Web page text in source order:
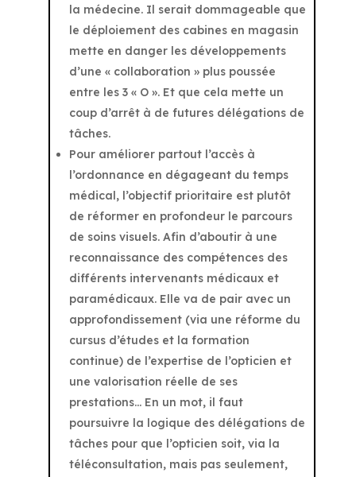
la médecine. Il serait dommageable que
le déploiement des cabines en magasin
mette en danger les développements
d’une « collaboration » plus poussée
entre les 3 « O ». Et que cela mette un
coup d’arrêt à de futures délégations de
tâches.
Pour améliorer partout l’accès à
l’ordonnance en dégageant du temps
médical, l’objectif prioritaire est plutôt
de réformer en profondeur le parcours
de soins visuels. Afin d’aboutir à une
reconnaissance des compétences des
différents intervenants médicaux et
paramédicaux. Elle va de pair avec un
approfondissement (via une réforme du
cursus d’études et la formation
continue) de l’expertise de l’opticien et
une valorisation réelle de ses
prestations… En un mot, il faut
poursuivre la logique des délégations de
tâches pour que l’opticien soit, via la
téléconsultation, mais pas seulement,